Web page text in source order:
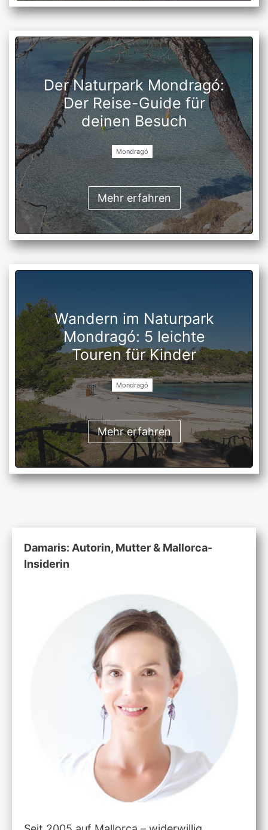
Der Naturpark Mondragó:
Der Reise-Guide für
deinen Besuch
Mondragó
Mehr erfahren
Wandern im Naturpark
Mondragó: 5 leichte
Touren für Kinder
Mondragó
Mehr erfahren
Damaris: Autorin, Mutter & Mallorca-
Insiderin